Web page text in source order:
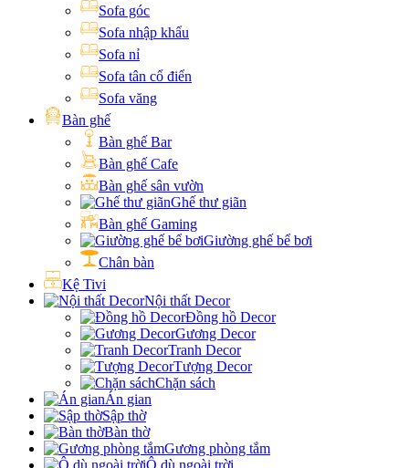
Sofa góc
Sofa nhập khẩu
Sofa nỉ
Sofa tân cổ điển
Sofa văng
Bàn ghế
Bàn ghế Bar
Bàn ghế Cafe
Bàn ghế sân vườn
Ghế thư giãn
Bàn ghế Gaming
Giường ghế bể bơi
Chân bàn
Kệ Tivi
Nội thất Decor
Đồng hồ Decor
Gương Decor
Tranh Decor
Tượng Decor
Chặn sách
Án gian
Sập thờ
Bàn thờ
Gương phòng tắm